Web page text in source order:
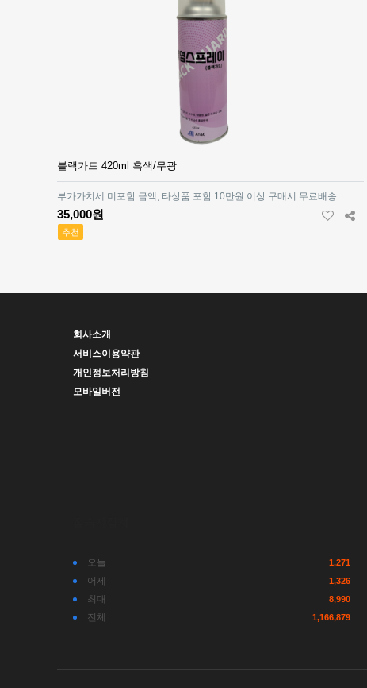
블랙가드 420ml 흑색/무광
부가가치세 미포함 금액, 타상품 포함 10만원 이상 구매시 무료배송
35,000원
추천
회사소개
서비스이용약관
개인정보처리방침
모바일버전
오늘 1,271
어제 1,326
최대 8,990
전체 1,166,879